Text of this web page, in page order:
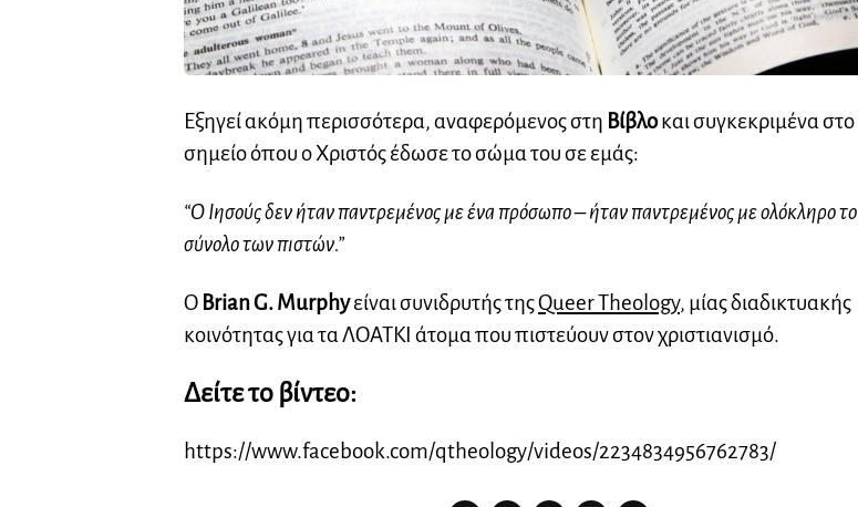
Εξηγεί ακόμη περισσότερα, αναφερόμενος στη Βίβλοκαι συγκεκριμένα στο
σημείο όπου ο Χριστός έδωσε το σώμα του σε εμάς:
“Ο Ιησούς δεν ήταν παντρεμένος με ένα πρόσωπο – ήταν παντρεμένος με ολόκληρο το
σύνολο των πιστών.”
Ο Brian G. Murphyείναι συνιδρυτής τηςQueer Theology, μίας διαδικτυακής
κοινότητας για τα ΛΟΑΤΚΙ άτομα που πιστεύουν στον χριστιανισμό.
Δείτε το βίντεο:
https://www.facebook.com/qtheology/videos/2234834956762783/